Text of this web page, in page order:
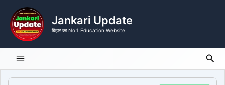
content
Jankari Update
बिहार का No.1 Education Website